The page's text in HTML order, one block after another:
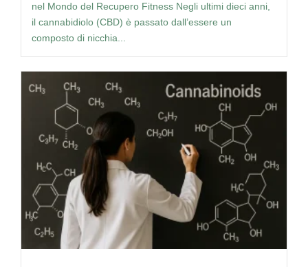
nel Mondo del Recupero Fitness Negli ultimi dieci anni,
il cannabidiolo (CBD) è passato dall’essere un
composto di nicchia...